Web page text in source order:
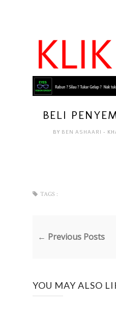
BELI
BY BEN ASHAARI-
TAGS :
← Previous Posts
YOU MAY ALSO